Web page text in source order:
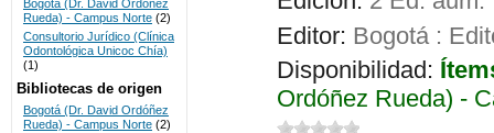
Editor: Bogotá :
Disponibilidad:
Ordóñez Rueda) -
Bogotá (Dr. David Ordóñez
Rueda) - Campus Norte (2)
Consultorio Jurídico (Clínica
Odontológica Unicoc Chía)
(1)
Bibliotecas de origen
Bogotá (Dr. David Ordóñez
Rueda) - Campus Norte (2)